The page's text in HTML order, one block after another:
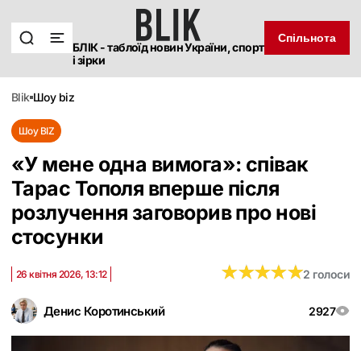
БЛІК - таблоїд новин України, спорт
і зірки
Спільнота
blik шоу biz
Шоу BIZ
«У мене одна вимога»: співак
Тарас Тополя вперше після
розлучення заговорив про нові
стосунки
Денис Коротинський 2927
26 квітня 2026, 13:12 ★★★★★
★★★★★2 голоси